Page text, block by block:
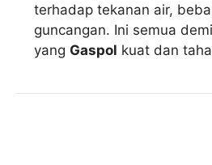
terhadap tekanan air,
guncangan. Ini semua
yang Gaspol kuat dan